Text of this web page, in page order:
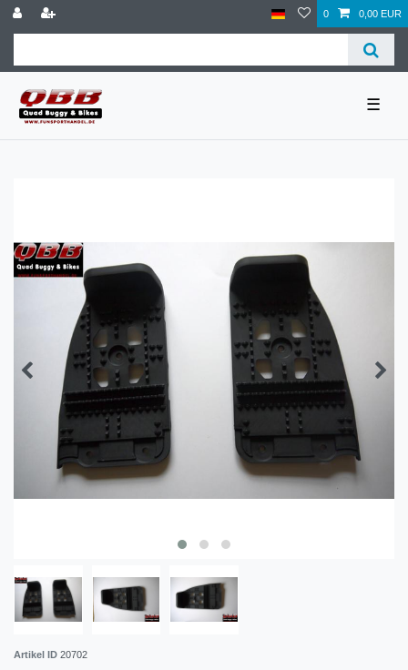
0 0,00 EUR
☰
Artikel ID 20702